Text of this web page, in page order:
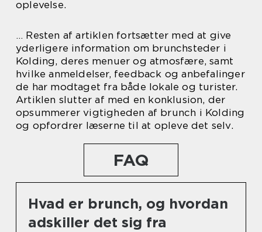
oplevelse.
… Resten af artiklen fortsætter med at give
yderligere information om brunchsteder i
Kolding, deres menuer og atmosfære, samt
hvilke anmeldelser, feedback og anbefalinger
de har modtaget fra både lokale og turister.
Artiklen slutter af med en konklusion, der
opsummerer vigtigheden af brunch i Kolding
og opfordrer læserne til at opleve det selv.
FAQ
Hvad er brunch, og hvordan
adskiller det sig fra